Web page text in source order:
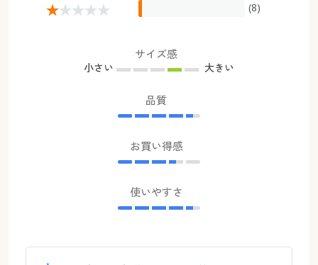
(8)
サイズ感
小さい 大きい
品質
お買い得感
使いやすさ